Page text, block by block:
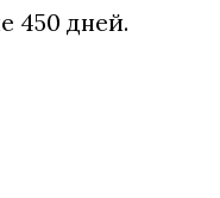
450 дней.